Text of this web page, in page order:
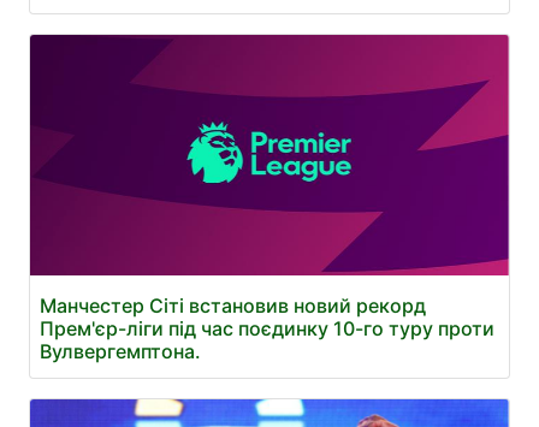
Манчестер Сіті встановив новий рекорд
Прем'єр-ліги під час поєдинку 10-го туру проти
Вулвергемптона.